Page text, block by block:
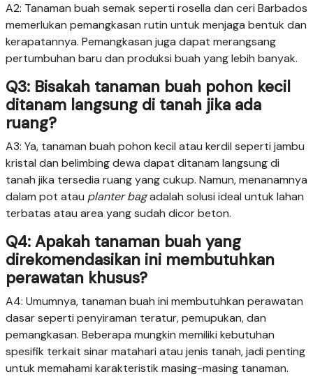
A2: Tanaman buah semak seperti rosella dan ceri Barbados
memerlukan pemangkasan rutin untuk menjaga bentuk dan
kerapatannya. Pemangkasan juga dapat merangsang
pertumbuhan baru dan produksi buah yang lebih banyak.
Q3: Bisakah tanaman buah pohon kecil
ditanam langsung di tanah jika ada
ruang?
A3: Ya, tanaman buah pohon kecil atau kerdil seperti jambu
kristal dan belimbing dewa dapat ditanam langsung di
tanah jika tersedia ruang yang cukup. Namun, menanamnya
dalam pot atau planter bagadalah solusi ideal untuk lahan
terbatas atau area yang sudah dicor beton.
Q4: Apakah tanaman buah yang
direkomendasikan ini membutuhkan
perawatan khusus?
A4: Umumnya, tanaman buah ini membutuhkan perawatan
dasar seperti penyiraman teratur, pemupukan, dan
pemangkasan. Beberapa mungkin memiliki kebutuhan
spesifik terkait sinar matahari atau jenis tanah, jadi penting
untuk memahami karakteristik masing-masing tanaman.